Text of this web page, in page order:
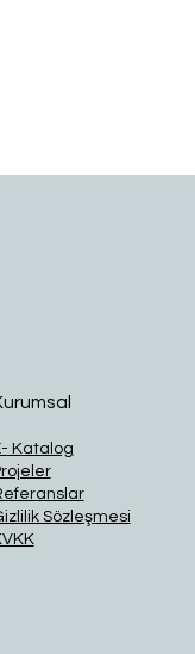
Katalog
Sözleşmesi